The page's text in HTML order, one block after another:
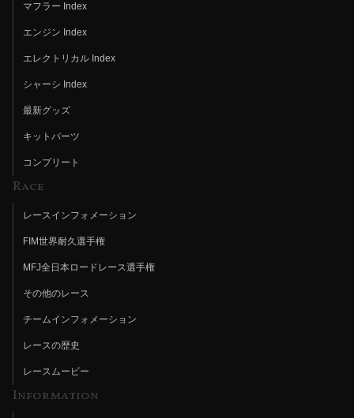
マフラー Index
エンジン Index
エレクトリカル Index
シャーシ Index
最新グッズ
キットパーツ
コンプリート
Race
レースインフォメーション
FIM世界耐久選手権
MFJ全日本ロードレース選手権
その他のレース
チームインフォメーション
レースの歴史
レースムービー
Information